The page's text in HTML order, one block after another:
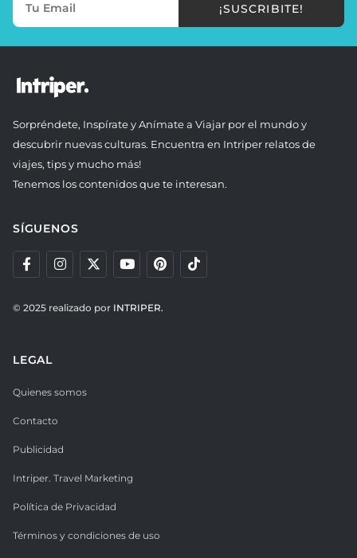
¡SUSCRIBITE!
Sorpréndete, Inspírate y Anímate a Viajar por el mundo y
descubrir nuevas culturas. Encuentra en Intriper relatos de
viajes, tips y mucho más!
Tenemos los contenidos que te interesan.
SÍGUENOS
© 2025 realizado por INTRIPER.
LEGAL
Quienes somos
Contacto
Publicidad
Intriper. Travel Marketing
Política de Privacidad
Términos y condiciones de uso